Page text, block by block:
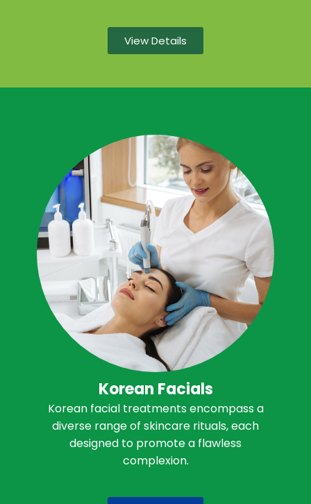
View Details
Korean Facials
Korean facial treatments encompass a
diverse range of skincare rituals, each
designed to promote a flawless
complexion.